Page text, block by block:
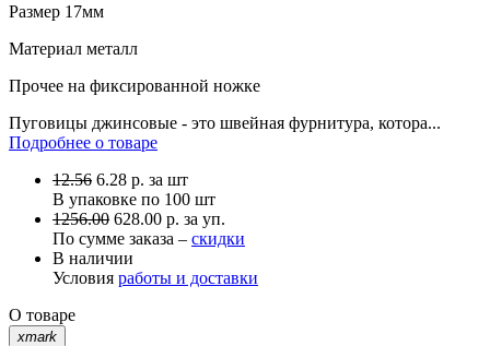
Размер 17мм
Материал металл
Прочее на фиксированной ножке
Пуговицы джинсовые - это швейная фурнитура, котора...
Подробнее о товаре
12.56 6.28 р. за шт
В упаковке по 100 шт
1256.00 628.00 р. за уп.
По сумме заказа – скидки
В наличии
Условия работы и доставки
О товаре
xmark